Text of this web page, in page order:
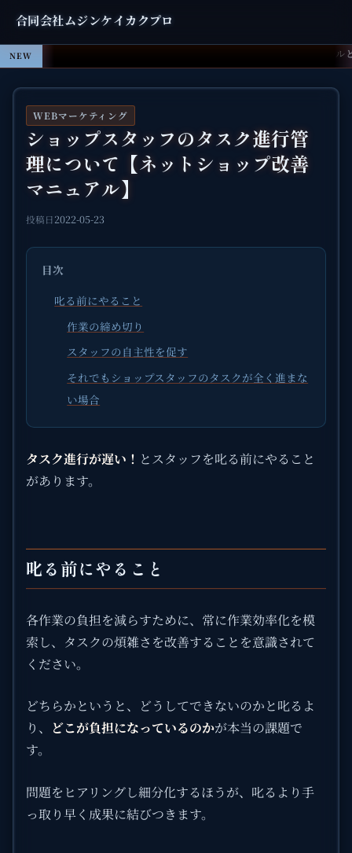
合同会社ムジンケイカクプロ
NEW ClaudeがAfter Effectsを操作する時代へ：MCP連携ツール
WEBマーケティング
ショップスタッフのタスク進行管
理について【ネットショップ改善
マニュアル】
投稿日2022-05-23
目次
叱る前にやること
作業の締め切り
スタッフの自主性を促す
それでもショップスタッフのタスクが全く進まな
い場合
タスク進行が遅い！ とスタッフを叱る前にやること
があります。
叱る前にやること
各作業の負担を減らすために、常に作業効率化を模
索し、タスクの煩雑さを改善することを意識されて
ください。
どちらかというと、どうしてできないのかと叱るよ
り、
どこが負担になっているのかが本当の課題で
す。
問題をヒアリングし細分化するほうが、叱るより手
っ取り早く成果に結びつきます。